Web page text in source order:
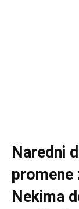
Naredni
promene
Nekima